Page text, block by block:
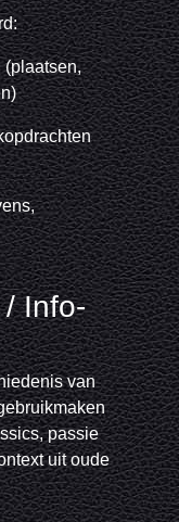
(plaatsen,
Info-
van
passie
uit oude